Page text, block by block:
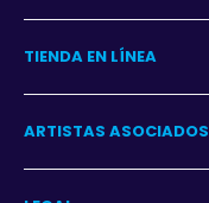
Nuestra Historia
Blog del Arte
Blog Decoración
Contacto
TIENDA EN LÍNEA
Centro de Ayuda
Garantía
ARTISTAS ASOCIADOS
Programa